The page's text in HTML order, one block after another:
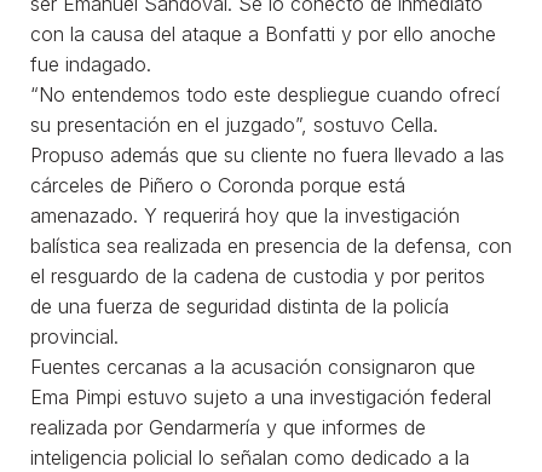
con la causa del ataque a Bonfatti y por ello anoche
fue indagado.
“No entendemos todo este despliegue cuando ofrecí
su presentación en el juzgado”, sostuvo Cella.
Propuso además que su cliente no fuera llevado a las
cárceles de Piñero o Coronda porque está
amenazado. Y requerirá hoy que la investigación
balística sea realizada en presencia de la defensa, con
el resguardo de la cadena de custodia y por peritos
de una fuerza de seguridad distinta de la policía
provincial.
Fuentes cercanas a la acusación consignaron que
Ema Pimpi estuvo sujeto a una investigación federal
realizada por Gendarmería y que informes de
inteligencia policial lo señalan como dedicado a la